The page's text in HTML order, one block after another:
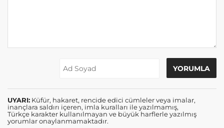
UYARI: Küfür, hakaret, rencide edici cümleler veya imalar,
inançlara saldırı içeren, imla kuralları ile yazılmamış,
Türkçe karakter kullanılmayan ve büyük harflerle yazılmış
yorumlar onaylanmamaktadır.